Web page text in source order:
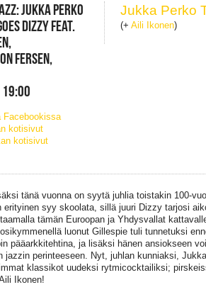
JUKKA PERKO
DIZZY FEAT.
FERSEN,
19:00
Facebookissa
kotisivut
kotisivut
Jukka Perko
(+Aili Ikonen)
tänä vuonna on syytä juhlia toistakin 100-
erityinen syy skoolata, sillä juuri Dizzy tarjosi
tämän Euroopan ja Yhdysvallat
luonut Gillespie tuli tunnetuksi
pääarkkitehtina, ja lisäksi hänen ansiokseen
jazzin perinteeseen. Nyt, juhlan kunniaksi,
klassikot uudeksi rytmicocktailiksi;
Ikonen!